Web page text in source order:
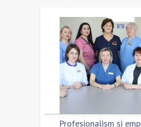
Profesionalism și empatie: